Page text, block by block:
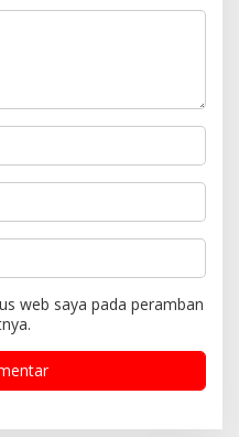
web saya pada peramban